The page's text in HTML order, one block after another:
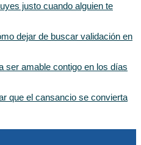
justo cuando alguien te
dejar de buscar validación en
ser amable contigo en los días
que el cansancio se convierta